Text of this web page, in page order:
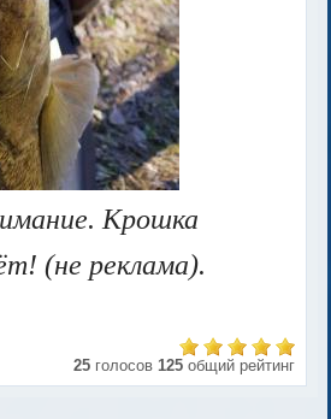
Крошка
(не реклама).
25 голосов 125 общий рейтинг